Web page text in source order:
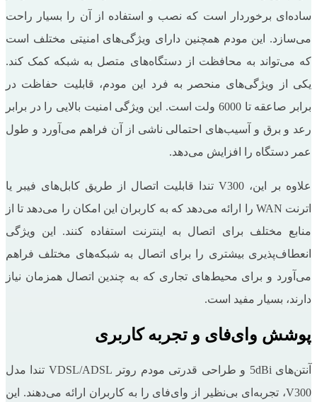
ساده‌ای برخوردار است که نصب و استفاده از آن را بسیار راحت
می‌سازد. این مودم همچنین دارای ویژگی‌های امنیتی مختلف است
که می‌تواند به محافظت از دستگاه‌های متصل به شبکه کمک کند.
یکی از ویژگی‌های منحصر به فرد این مودم، قابلیت حفاظت در
برابر صاعقه تا 6000 ولت است. این ویژگی امنیت بالایی را در برابر
رعد و برق و آسیب‌های احتمالی ناشی از آن فراهم می‌آورد و طول
عمر دستگاه را افزایش می‌دهد.
علاوه بر این، V300 تندا قابلیت اتصال از طریق کابل‌های فیبر یا
اترنت WAN را ارائه می‌دهد که به کاربران این امکان را می‌دهد تا از
منابع مختلف برای اتصال به اینترنت استفاده کنند. این ویژگی
انعطاف‌پذیری بیشتری را برای اتصال به شبکه‌های مختلف فراهم
می‌آورد و برای محیط‌های تجاری که به چندین اتصال همزمان نیاز
دارند، بسیار مفید است.
پوشش وای‌فای و تجربه کاربری
آنتن‌های 5dBi و طراحی قدرتی مودم روتر VDSL/ADSL تندا مدل
V300، تجربه‌ای بی‌نظیر از وای‌فای را به کاربران ارائه می‌دهند. این